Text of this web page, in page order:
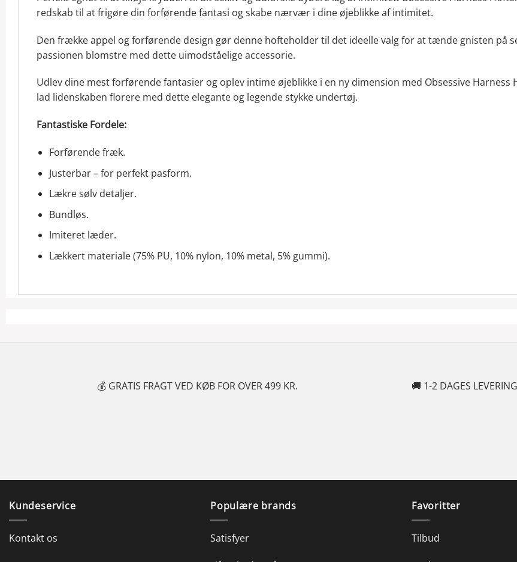
redskab til at frigøre din forførende fantasi og skabe nærvær i dine øjeblikke af intimitet.
Den frække appel og forførende design gør denne hofteholder til det ideelle valg for at tænde gnisten på
passionen blomstre med dette uimodståelige accessorie.
Udlev dine mest forførende fantasier og oplev intime øjeblikke i en ny dimension med Obsessive
lad lidenskaben florere med dette elegante og legende stykke undertøj.
Fantastiske Fordele:
Forførende fræk.
Justerbar – for perfekt pasform.
Lækre sølv detaljer.
Bundløs.
Imiteret læder.
Lækkert materiale (75% PU, 10% nylon, 10% metal, 5% gummi).
🚚 1-2 DAGES LEVERING MED POSTNORD
Kundeservice
Kontakt os
Populære brands
Satisfyer
Favoritter
Tilbud